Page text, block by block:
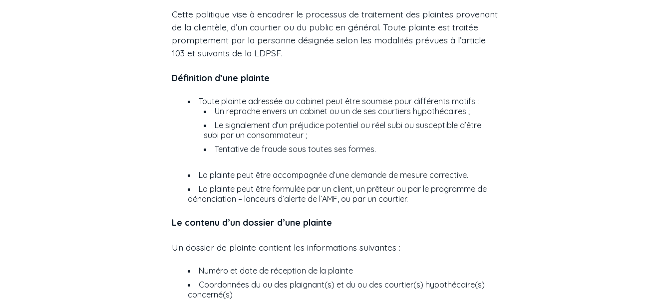
Cette politique vise à encadrer le processus de traitement des plaintes provenant
de la clientèle, d’un courtier ou du public en général. Toute plainte est traitée
promptement par la personne désignée selon les modalités prévues à l’article
103 et suivants de la LDPSF.
Définition d’une plainte
Toute plainte adressée au cabinet peut être soumise pour différents motifs :
Un reproche envers un cabinet ou un de ses courtiers hypothécaires ;
Le signalement d’un préjudice potentiel ou réel subi ou susceptible d’être
subi par un consommateur ;
Tentative de fraude sous toutes ses formes.
La plainte peut être accompagnée d’une demande de mesure corrective.
La plainte peut être formulée par un client, un prêteur ou par le programme de
dénonciation – lanceurs d’alerte de l’AMF, ou par un courtier.
Le contenu d’un dossier d’une plainte
Un dossier de plainte contient les informations suivantes :
Numéro et date de réception de la plainte
Coordonnées du ou des plaignant(s) et du ou des courtier(s) hypothécaire(s)
concerné(s)